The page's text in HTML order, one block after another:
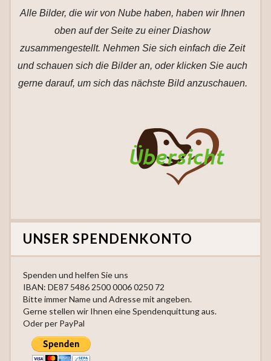
Alle Bilder, die wir von Nube haben, haben wir Ihnen
oben auf der Seite zu einer Diashow
zusammengestellt. Nehmen Sie sich einfach die Zeit
und schauen sich die Bilder an, oder klicken Sie auch
gerne darauf, um sich das nächste Bild anzuschauen.
UNSER SPENDENKONTO
Spenden und helfen Sie uns
IBAN: DE87 5486 2500 0006 0250 72
Bitte immer Name und Adresse mit angeben.
Gerne stellen wir Ihnen eine Spendenquittung aus.
Oder per PayPal